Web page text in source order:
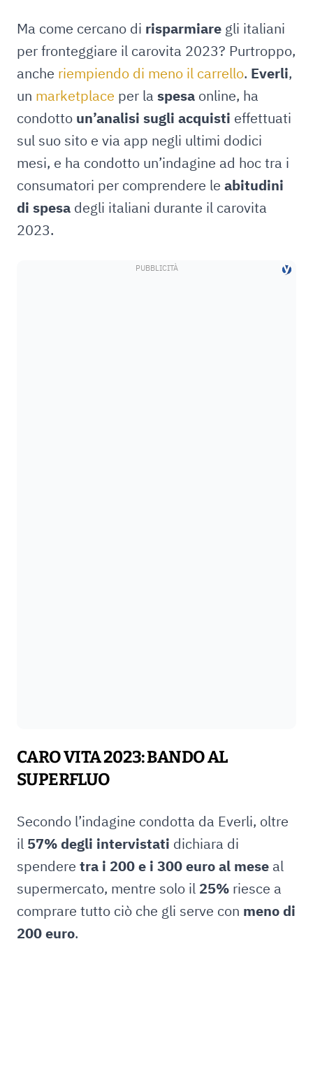
Ma come cercano di risparmiare gli italiani
per fronteggiare il carovita 2023? Purtroppo,
anche riempiendo di meno il carrello. Everli,
un marketplace per la spesa online, ha
condotto un’analisi sugli acquisti effettuati
sul suo sito e via app negli ultimi dodici
mesi, e ha condotto un’indagine ad hoc tra i
consumatori per comprendere le abitudini
di spesa degli italiani durante il carovita
2023.
CARO VITA 2023: BANDO AL
SUPERFLUO
Secondo l’indagine condotta da Everli, oltre
il 57% degli intervistati dichiara di
spendere tra i 200 e i 300 euro al mese al
supermercato, mentre solo il 25% riesce a
comprare tutto ciò che gli serve con meno di
200 euro.